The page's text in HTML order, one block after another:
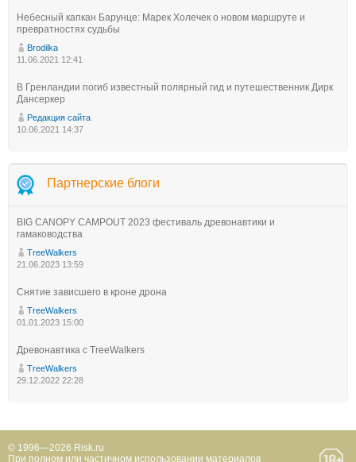
Небесный капкан Барунце: Марек Холечек о новом маршруте и
превратностях судьбы
Brodilka
11.06.2021 12:41
В Гренландии погиб известный полярный гид и путешественник Дирк
Дансеркер
Редакция сайта
10.06.2021 14:37
Партнерские блоги
BIG CANOPY CAMPOUT 2023 фестиваль древонавтики и
гамаководства
TreeWalkers
21.06.2023 13:59
Снятие зависшего в кроне дрона
TreeWalkers
01.01.2023 15:00
Древонавтика с TreeWalkers
TreeWalkers
29.12.2022 22:28
© 1996—2026 Risk.ru
При полном или частичном использовании материалов